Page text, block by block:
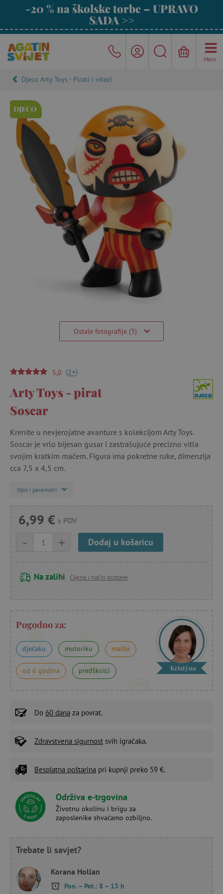
-20 % na školske torbe – UPRAVO
SADA >>
Meni
Djeco Arty Toys - Pirati i vitezi
DJECO
Ostale fotografije (3)
5,0 (2+)
Arty Toys - pirat
Soscar
Krenite u nevjerojatne avanture s kolekcijom Arty Toys.
Soscar je vrlo bijesan gusar i zastrašujuće precizno vitla
svojim kratkim mačem. Figura ima pokretne ruke, dimenzija
cca 7,5 x 4,5 cm.
Opis i parametri
6,99 € s PDV
+
- Dodaj u košaricu
Na zalihi Cijene i način dostave
Pogodno za:
dječaku motoriku maštu
od 6 godina predškolci Kristýna
Do 60 dana za povrat.
Zdravstvena sigurnost svih igračaka.
Besplatna poštarina pri kupnji preko 59 €.
Održiva e-trgovina
Životnu okolinu i brigu za
zaposlenike shvaćamo ozbiljno.
Trebate li savjet?
Korana Hollan
Pon. – Pet.: 8 – 13 h